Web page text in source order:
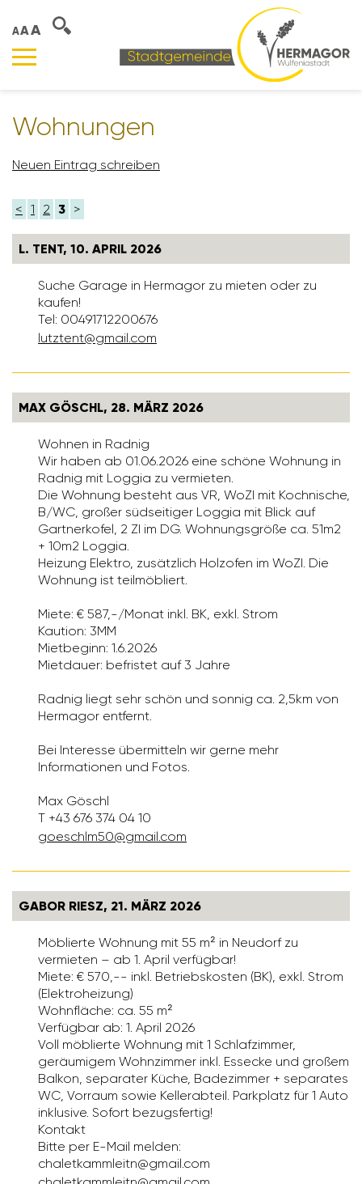
AAA
Wohnungen
Neuen Eintrag schreiben
< 1 2 3 >
L. TENT, 10. APRIL 2026
Suche Garage in Hermagor zu mieten oder zu
kaufen!
Tel: 00491712200676
lutz­tent@gmail.com
MAX GÖSCHL, 28. MÄRZ 2026
Wohnen in Radnig
Wir haben ab 01.06.2026 eine schöne Wohnung in
Radnig mit Loggia zu vermieten.
Die Wohnung besteht aus VR, WoZI mit Kochnische,
B/WC, großer südseitiger Loggia mit Blick auf
Gartnerkofel, 2 ZI im DG. Wohnungsgröße ca. 51m2
+ 10m2 Loggia.
Heizung Elektro, zusätzlich Holzofen im WoZI. Die
Wohnung ist teilmöbliert.
Miete: € 587,-/Monat inkl. BK, exkl. Strom
Kaution: 3MM
Mietbeginn: 1.6.2026
Mietdauer: befristet auf 3 Jahre
Radnig liegt sehr schön und sonnig ca. 2,5km von
Hermagor entfernt.
Bei Interesse übermitteln wir gerne mehr
Informationen und Fotos.
Max Göschl
T +43 676 374 04 10
goeschlm50@gmail.com
GABOR RIESZ, 21. MÄRZ 2026
Möblierte Wohnung mit 55 m² in Neudorf zu
vermieten – ab 1. April verfügbar!
Miete: € 570,-- inkl. Betriebskosten (BK), exkl. Strom
(Elektroheizung)
Wohnfläche: ca. 55 m²
Verfügbar ab: 1. April 2026
Voll möblierte Wohnung mit 1 Schlafzimmer,
geräumigem Wohnzimmer inkl. Essecke und großem
Balkon, separater Küche, Badezimmer + separates
WC, Vorraum sowie Kellerabteil. Parkplatz für 1 Auto
inklusive. Sofort bezugsfertig!
Kontakt
Bitte per E-Mail melden:
chaletkammleitn@gmail.com